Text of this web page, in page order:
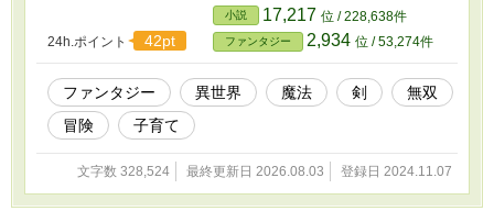
24h.ポイント 42pt
小説 17,217 位 / 228,638件
ファンタジー 2,934 位 / 53,274件
ファンタジー 異世界 魔法 剣
無双
冒険
子育て
文字数 328,524 最終更新日 2026.08.03 登録日 2024.11.07